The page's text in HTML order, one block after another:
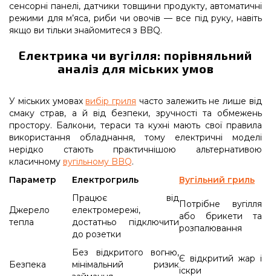
сенсорні панелі, датчики товщини продукту, автоматичні
режими для м’яса, риби чи овочів — все під руку, навіть
якщо ви тільки знайомитеся з BBQ.
Електрика чи вугілля: порівняльний
аналіз для міських умов
У міських умовах вибір гриля часто залежить не лише від
смаку страв, а й від безпеки, зручності та обмежень
простору. Балкони, тераси та кухні мають свої правила
використання обладнання, тому електричні моделі
нерідко стають практичнішою альтернативою
класичному вугільному BBQ.
Параметр
Електрогриль Вугільний гриль
Джерело
тепла
Працює від
електромережі,
достатньо підключити
до розетки
Потрібне вугілля
або брикети та
розпалювання
Безпека
Без відкритого вогню,
мінімальний ризик
Є відкритий жар і
іскри